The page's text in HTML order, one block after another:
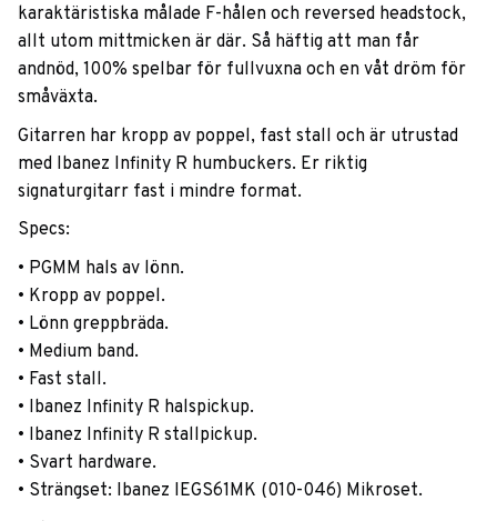
karaktäristiska målade F-hålen och reversed headstock,
allt utom mittmicken är där. Så häftig att man får
andnöd, 100% spelbar för fullvuxna och en våt dröm för
småväxta.
Gitarren har kropp av poppel, fast stall och är utrustad
med Ibanez Infinity R humbuckers. Er riktig
signaturgitarr fast i mindre format.
Specs:
• PGMM hals av lönn.
• Kropp av poppel.
• Lönn greppbräda.
• Medium band.
• Fast stall.
• Ibanez Infinity R halspickup.
• Ibanez Infinity R stallpickup.
• Svart hardware.
• Strängset: Ibanez IEGS61MK (010-046) Mikroset.